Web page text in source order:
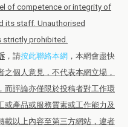
of competence or integrity of
its staff. Unauthorised
strictly prohibited.
，請按此聯絡本網 ，本網會盡快
之個人意見，不代表本網立場，
而評論亦僅限於投稿者對工作環
或產品或服務質素或工作能力及
載以上內容至第三方網站，違者